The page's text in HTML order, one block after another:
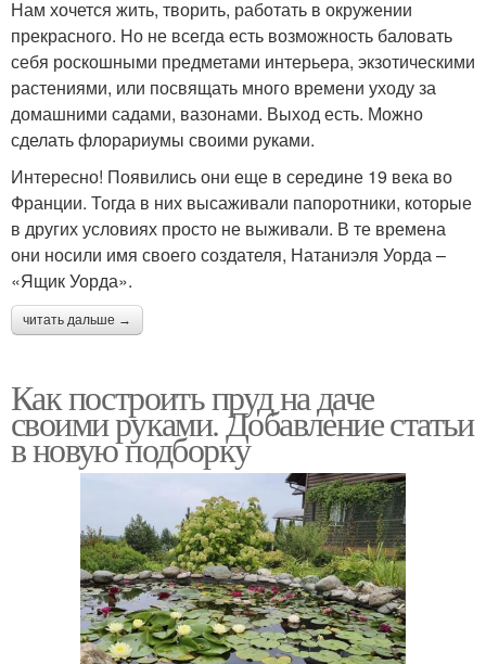
Нам хочется жить, творить, работать в окружении
прекрасного. Но не всегда есть возможность баловать
себя роскошными предметами интерьера, экзотическими
растениями, или посвящать много времени уходу за
домашними садами, вазонами. Выход есть. Можно
сделать флорариумы своими руками.
Интересно! Появились они еще в середине 19 века во
Франции. Тогда в них высаживали папоротники, которые
в других условиях просто не выживали. В те времена
они носили имя своего создателя, Натаниэля Уорда –
«Ящик Уорда».
читать дальше →
Как построить пруд на даче
своими руками. Добавление статьи
в новую подборку